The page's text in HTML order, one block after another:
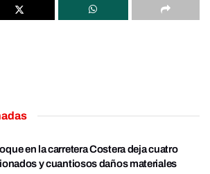
en la carretera Costera deja cuatro
y cuantiosos daños materiales